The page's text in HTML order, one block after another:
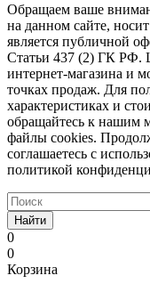
Обращаем ваше
на данном сайте,
является публичной
Статьи 437 (2) ГК РФ.
интернет-магазина и
точках продаж. Для
характеристиках и
обращайтесь к нашим
файлы cookies.
соглашаетесь с
политикой
Найти
0
0
Корзина